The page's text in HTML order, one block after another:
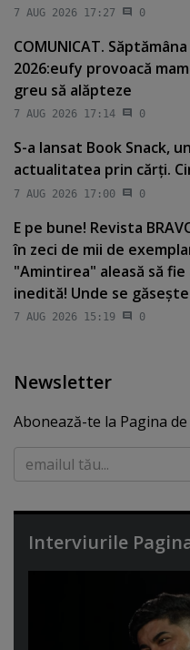
7 AUG 2026 17:27 0
COMUNICAT.
2026:eufy provoacă
greu să alăpteze
7 AUG 2026 17:14 0
S-a lansat Book Snack,
actualitatea prin cărţi.
7 AUG 2026 17:00 0
E pe bune! Revista
în zeci de mii de
"Amintirea" aleasă să
inedită! Unde se găseşte
7 AUG 2026 15:19 0
Newsletter
Abonează-te la Pagina
Interviurile